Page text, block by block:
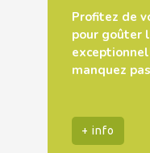
Profitez de
pour goûter
manquez
+ info